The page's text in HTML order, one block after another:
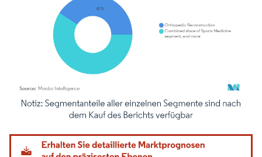
Bild © Mordor Intelligence. Wiederverwendung erfordert Namensnennung